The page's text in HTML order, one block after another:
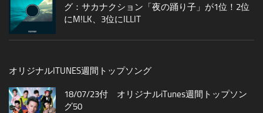
グ：サカナクション「夜の踊り子」が1位！2位
にM!LK、3位にILLIT
オリジナルITUNES週間トップソング
18/07/23付 オリジナルiTunes週間トップソン
グ50